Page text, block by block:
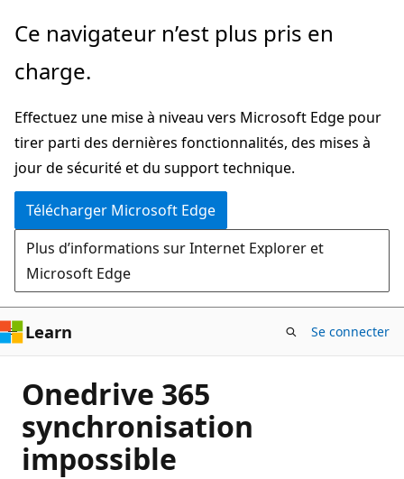
Passer
directement
au
principal
Ce navigateur n’est plus pris en
charge.
Effectuez une mise à niveau vers Microsoft Edge pour
tirer parti des dernières fonctionnalités, des mises à
jour de sécurité et du support technique.
Télécharger Microsoft Edge
Plus d’informations sur Internet Explorer et
Microsoft Edge
Learn Se connecter
Onedrive 365
synchronisation
impossible